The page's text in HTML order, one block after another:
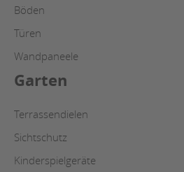
Böden
Türen
Wandpaneele
Garten
Terrassendielen
Sichtschutz
Kinderspielgeräte